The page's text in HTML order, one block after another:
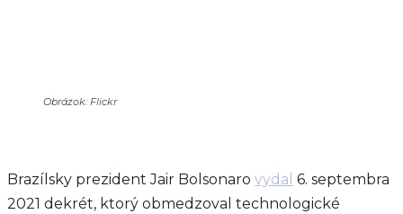
Obrázok: Flickr
Brazílsky prezident Jair Bolsonaro vydal 6. septembra
2021 dekrét, ktorý obmedzoval technologické